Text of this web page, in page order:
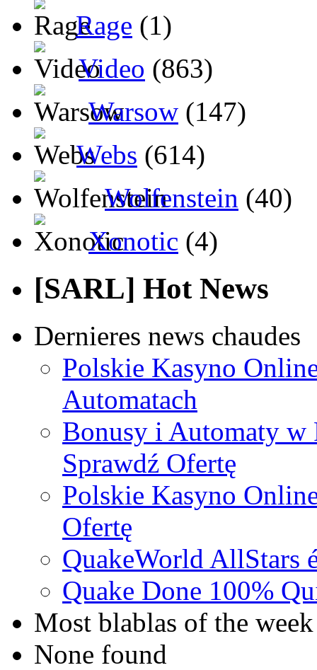
Rage (1)
Video (863)
Warsow (147)
Webs (614)
Wolfenstein (40)
Xonotic (4)
[SARL] Hot News
Dernieres news chaudes
Polskie Kasyno
Automatach
Bonusy i Automaty w
Sprawdź Ofertę
Polskie Kasyno
Ofertę
QuakeWorld AllStars
Quake Done 100%
Most blablas of the week
None found